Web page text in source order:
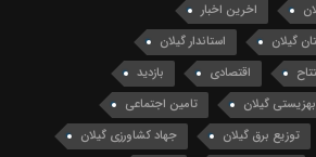
اخرین اخبار
گیلان
استاندار گیلان
اقتصادی
بازدید
بهزیستی گیلان
تامین اجتماعی
توزیع برق گیلان
جهاد کشاورزی گیلان